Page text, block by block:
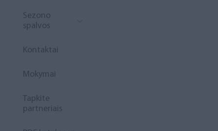
Sezono
spalvos
Kontaktai
Mokymai
Tapkite
partneriais